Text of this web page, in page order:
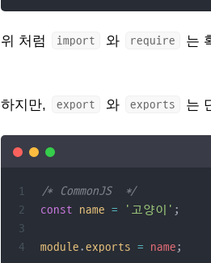
위 처럼 import 와 require 는
하지만, export 와 exports 는
/* CommonJS  */
const name = '고양이' ;
module.exports = name;